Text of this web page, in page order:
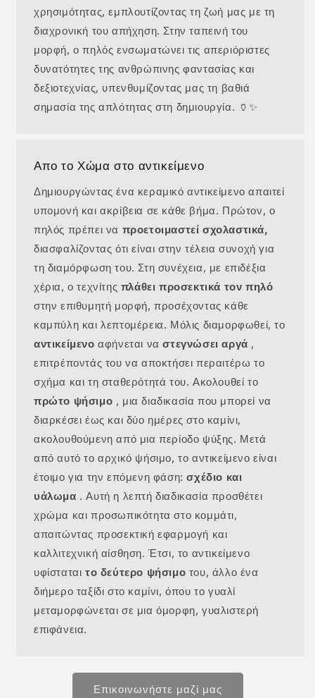
χρησιμότητας, εμπλουτίζοντας τη ζωή μας με τη
διαχρονική του απήχηση. Στην ταπεινή του
μορφή, ο πηλός ενσωματώνει τις απεριόριστες
δυνατότητες της ανθρώπινης φαντασίας και
δεξιοτεχνίας, υπενθυμίζοντας μας τη βαθιά
σημασία της απλότητας στη δημιουργία. 🏺✨
Απο το Χώμα στο αντικείμενο
Δημιουργώντας ένα κεραμικό αντικείμενο απαιτεί
υπομονή και ακρίβεια σε κάθε βήμα. Πρώτον, ο
πηλός πρέπει να προετοιμαστεί σχολαστικά,
διασφαλίζοντας ότι είναι στην τέλεια συνοχή για
τη διαμόρφωση του. Στη συνέχεια, με επιδέξια
χέρια, ο τεχνίτης πλάθει προσεκτικά τον πηλό
στην επιθυμητή μορφή, προσέχοντας κάθε
καμπύλη και λεπτομέρεια. Μόλις διαμορφωθεί, το
αντικείμενο αφήνεται ναστεγνώσει αργά ,
επιτρέποντάς του να αποκτήσει περαιτέρω το
σχήμα και τη σταθερότητά του. Ακολουθεί το
πρώτο ψήσιμο , μια διαδικασία που μπορεί να
διαρκέσει έως και δύο ημέρες στο καμίνι,
ακολουθούμενη από μια περίοδο ψύξης. Μετά
από αυτό το αρχικό ψήσιμο, το αντικείμενο είναι
έτοιμο για την επόμενη φάση:σχέδιο και
υάλωμα . Αυτή η λεπτή διαδικασία προσθέτει
χρώμα και προσωπικότητα στο κομμάτι,
απαιτώντας προσεκτική εφαρμογή και
καλλιτεχνική αίσθηση. Έτσι, το αντικείμενο
υφίσταται το δεύτερο ψήσιμο του, άλλο ένα
διήμερο ταξίδι στο καμίνι, όπου το γυαλί
μεταμορφώνεται σε μια όμορφη, γυαλιστερή
επιφάνεια.
Επικοινωνήστε μαζί μας